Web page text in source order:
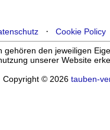
· Cookie Policy
gehören den jeweiligen
unserer Website
Copyright © 2026 tauben-